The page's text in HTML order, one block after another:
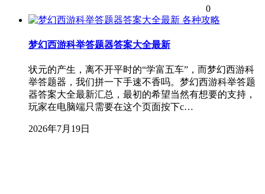
0
各种攻略
梦幻西游科举答题器答案大全最新
状元的产生，离不开平时的“学富五车”，而梦幻西游科
举答题器，我们拼一下手速不香吗。梦幻西游科举答题
器答案大全最新汇总，最初的希望当然有想要的支持，
玩家在电脑端只需要在这个页面按下c…
2026年7月19日